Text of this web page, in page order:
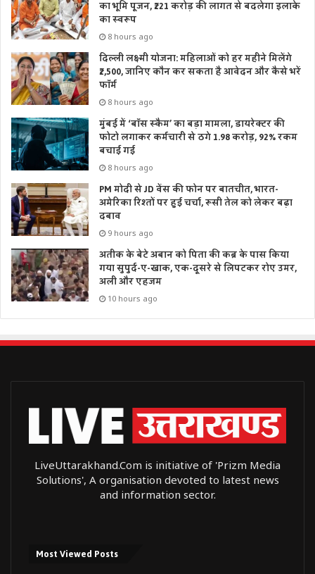
का भूमि पूजन, ₹221 करोड़ की लागत से बदलेगा इलाके
का स्वरूप
8 hours ago
दिल्ली लक्ष्मी योजना: महिलाओं को हर महीने मिलेंगे
₹2,500, जानिए कौन कर सकता है आवेदन और कैसे भरें
फॉर्म
8 hours ago
मुंबई में ‘बॉस स्कैम’ का बड़ा मामला, डायरेक्टर की
फोटो लगाकर कर्मचारी से ठगे 1.98 करोड़, 92% रकम
बचाई गई
8 hours ago
PM मोदी से JD वेंस की फोन पर बातचीत, भारत-
अमेरिका रिश्तों पर हुई चर्चा, रूसी तेल को लेकर बढ़ा
दबाव
9 hours ago
अतीक के बेटे अबान को पिता की कब्र के पास किया
गया सुपुर्द-ए-खाक, एक-दूसरे से लिपटकर रोए उमर,
अली और एहजम
10 hours ago
LiveUttarakhand.Com is initiative of 'Prizm Media
Solutions', A organisation devoted to latest news
and information sector.
Most Viewed Posts